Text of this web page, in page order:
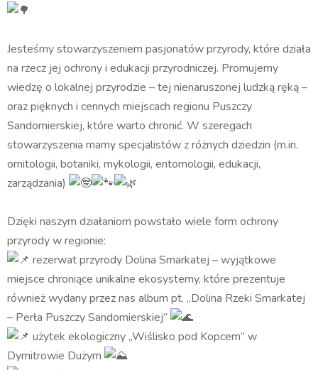
Jesteśmy stowarzyszeniem pasjonatów przyrody, które działa
na rzecz jej ochrony i edukacji przyrodniczej. Promujemy
wiedzę o lokalnej przyrodzie – tej nienaruszonej ludzką ręką –
oraz pięknych i cennych miejscach regionu Puszczy
Sandomierskiej, które warto chronić. W szeregach
stowarzyszenia mamy specjalistów z różnych dziedzin (m.in.
ornitologii, botaniki, mykologii, entomologii, edukacji,
zarządzania)
Dzięki naszym działaniom powstało wiele form ochrony
przyrody w regionie:
rezerwat przyrody Dolina Smarkatej – wyjątkowe
miejsce chroniące unikalne ekosystemy, które prezentuje
również wydany przez nas album pt. „Dolina Rzeki Smarkatej
– Perła Puszczy Sandomierskiej”
użytek ekologiczny „Wiślisko pod Kopcem” w
Dymitrowie Dużym